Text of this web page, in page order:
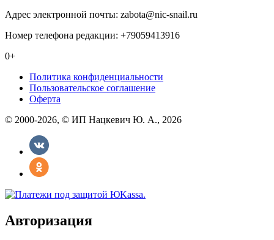
Адрес электронной почты: zabota@nic-snail.ru
Номер телефона редакции: +79059413916
0+
Политика конфиденциальности
Пользовательское соглашение
Оферта
© 2000-2026, © ИП Нацкевич Ю. А., 2026
Авторизация